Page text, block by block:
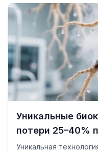
Уникальные
потери 25–40%
Уникальная